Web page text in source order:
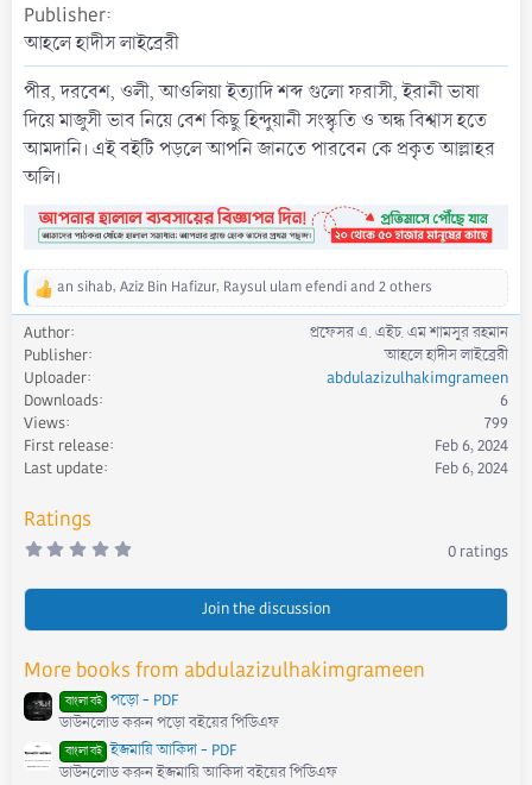
Publisher
আহলে হাদীস লাইব্রেরী
পীর, দরবেশ, ওলী, আওলিয়া ইত্যাদি শব্দ গুলো ফরাসী, ইরানী ভাষা
দিয়ে মাজুসী ভাব নিয়ে বেশ কিছু হিন্দুয়ানী সংস্কৃতি ও অন্ধ বিশ্বাস হতে
আমদানি। এই বইটি পড়লে আপনি জানতে পারবেন কে প্রকৃত আল্লাহর
অলি।
R
e
a
c
t
i
o
n
s
an sihab, Aziz Bin Hafizur, Raysul ulam efendiand 2 others
Author
প্রফেসর এ. এইচ. এম শামসুর রহমান
Publisher
আহলে হাদীস লাইব্রেরী
Uploader
abdulazizulhakimgrameen
Downloads
6
Views
799
First release
Feb 6, 2024
Last update
Feb 6, 2024
Ratings
0
0
(
)
0 ratings
Join the discussion
More books from abdulazizulhakimgrameen
বাংলা বই পড়ো - PDF
ডাউনলোড করুন পড়ো বইয়ের পিডিএফ
বাংলা বই ইজমায়ি আকিদা - PDF
ডাউনলোড করুন ইজমায়ি আকিদা বইয়ের পিডিএফ